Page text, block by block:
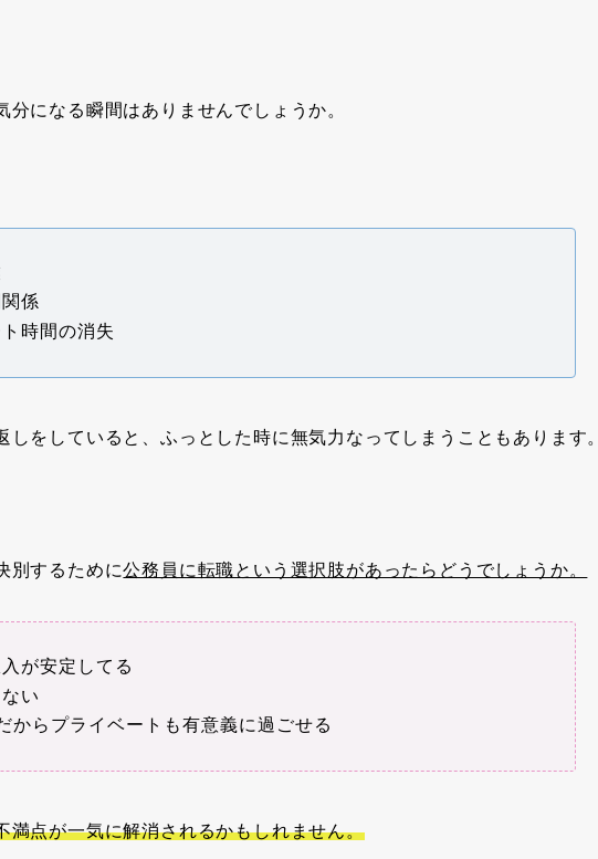
になる瞬間はありませんでしょうか。
係
時間の消失
しをしていると、ふっとした時に無気力なってしまうこともあります。
別するために公務員に転職という選択肢があったらどうでしょうか。
が安定してる
い
からプライベートも有意義に過ごせる
満点が一気に解消されるかもしれません。